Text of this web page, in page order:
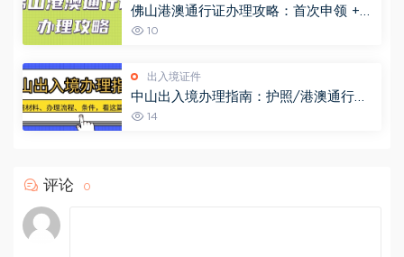
佛山港澳通行证办理攻略：首次申领 +
异地办理 + 签注续签一文说清！
10
出入境证件
中山出入境办理指南：护照/港澳通行证
操作步骤+材料清单，一文搞定不跑空！
14
评论 0